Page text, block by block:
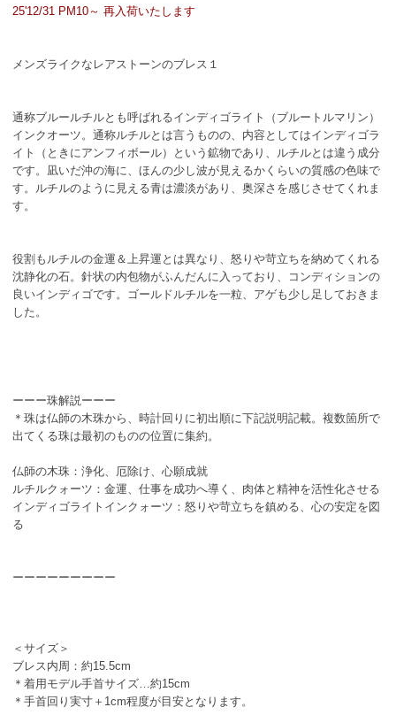
25'12/31 PM10～ 再入荷いたします
メンズライクなレアストーンのブレス１
通称ブルールチルとも呼ばれるインディゴライト（ブルートルマリン）
インクオーツ。通称ルチルとは言うものの、内容としてはインディゴラ
イト（ときにアンフィボール）という鉱物であり、ルチルとは違う成分
です。凪いだ沖の海に、ほんの少し波が見えるかくらいの質感の色味で
す。ルチルのように見える青は濃淡があり、奥深さを感じさせてくれま
す。
役割もルチルの金運＆上昇運とは異なり、怒りや苛立ちを納めてくれる
沈静化の石。針状の内包物がふんだんに入っており、コンディションの
良いインディゴです。ゴールドルチルを一粒、アゲも少し足しておきま
した。
ーーー珠解説ーーー
＊珠は仏師の木珠から、時計回りに初出順に下記説明記載。複数箇所で
出てくる珠は最初のものの位置に集約。
仏師の木珠：浄化、厄除け、心願成就
ルチルクォーツ：金運、仕事を成功へ導く、肉体と精神を活性化させる
インディゴライトインクォーツ：怒りや苛立ちを鎮める、心の安定を図
る
ーーーーーーーーー
＜サイズ＞
ブレス内周：約15.5cm
＊着用モデル手首サイズ…約15cm
＊手首回り実寸＋1cm程度が目安となります。